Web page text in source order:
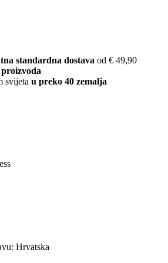
standardna dostava od € 49,90
svijeta u preko 40 zemalja
Hrvatska